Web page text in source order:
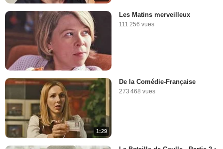
Les Matins merveilleux
111 256 vues
1:29
De la Comédie-Française
273 468 vues